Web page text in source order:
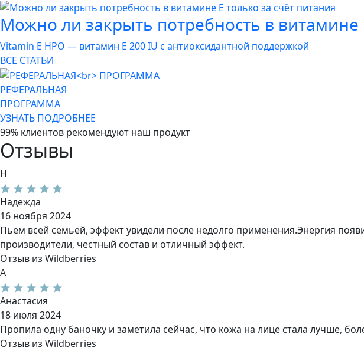
Можно ли закрыть потребность в витамине
Vitamin E HPO — витамин Е 200 IU с антиоксидантной поддержкой
ВСЕ СТАТЬИ
РЕФЕРАЛЬНАЯ
ПРОГРАММА
УЗНАТЬ ПОДРОБНЕЕ
99% клиентов рекомендуют наш продукт
Отзывы
Н
Надежда
16 ноября 2024
Пьем всей семьей, эффект увидели после недолго применения.Энергия
производители, честный состав и отличный эффект.
Отзыв из Wildberries
А
Анастасия
18 июля 2024
Пропила одну баночку и заметила сейчас, что кожа на лице стала лучше,
Отзыв из Wildberries